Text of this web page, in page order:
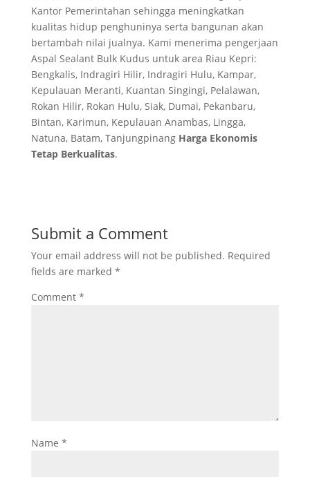
Kantor Pemerintahan sehingga meningkatkan
kualitas hidup penghuninya serta bangunan akan
bertambah nilai jualnya. Kami menerima pengerjaan
Aspal Sealant Bulk Kudus untuk area Riau Kepri:
Bengkalis, Indragiri Hilir, Indragiri Hulu, Kampar,
Kepulauan Meranti, Kuantan Singingi, Pelalawan,
Rokan Hilir, Rokan Hulu, Siak, Dumai, Pekanbaru,
Bintan, Karimun, Kepulauan Anambas, Lingga,
Natuna, Batam, Tanjungpinang Harga Ekonomis
Tetap Berkualitas.
Submit a Comment
Your email address will not be published. Required
fields are marked *
Comment *
Name *